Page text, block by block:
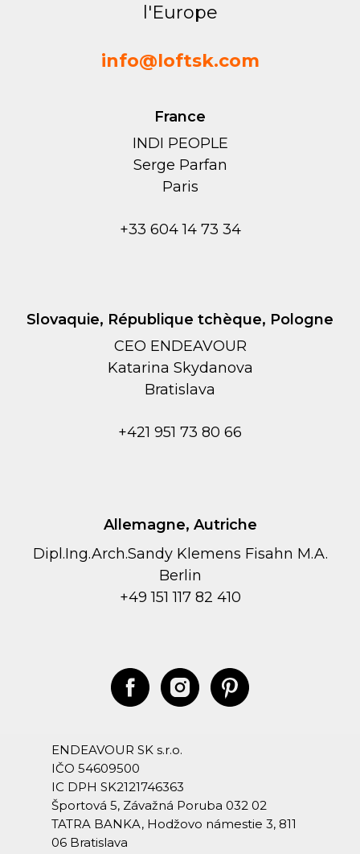
l'Europe
info@loftsk.com
France
INDI PEOPLE
Serge Parfan
Paris
+33 604 14 73 34
Slovaquie, République tchèque, Pologne
CEO ENDEAVOUR
Katarina Skydanova
Bratislava
+421 951 73 80 66
Allemagne, Autriche
Dipl.Ing.Arch.Sandy Klemens Fisahn M.A.
Berlin
+49 151 117 82 410
ENDEAVOUR SK s.r.o.
IČO 54609500
IC DPH SK2121746363
Športová 5, Závažná Poruba 032 02
TATRA BANKA, Hodžovo námestie 3, 811
06 Bratislava